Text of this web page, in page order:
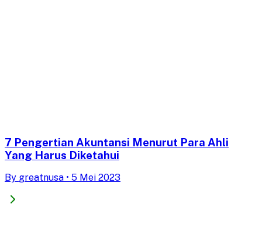
7 Pengertian Akuntansi Menurut Para Ahli
Yang Harus Diketahui
By greatnusa • 5 Mei 2023